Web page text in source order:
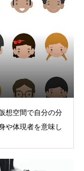
想空間で自分の分
や体現者を意味し